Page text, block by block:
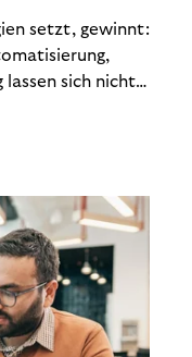
setzt, gewinnt:
lassen sich nicht
Recovery-